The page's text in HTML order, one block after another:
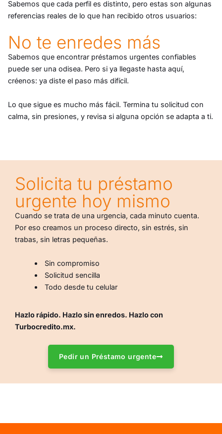
Sabemos que cada perfil es distinto, pero estas son algunas
referencias reales de lo que han recibido otros usuarios:
No te enredes más
Sabemos que encontrar préstamos urgentes confiables
puede ser una odisea. Pero si ya llegaste hasta aquí,
créenos: ya diste el paso más difícil.
Lo que sigue es mucho más fácil. Termina tu solicitud con
calma, sin presiones, y revisa si alguna opción se adapta a ti.
Solicita tu préstamo
urgente hoy mismo
Cuando se trata de una urgencia, cada minuto cuenta.
Por eso creamos un proceso directo, sin estrés, sin
trabas, sin letras pequeñas.
Sin compromiso
Solicitud sencilla
Todo desde tu celular
Hazlo rápido. Hazlo sin enredos. Hazlo con
Turbocredito.mx.
Pedir un Préstamo urgente